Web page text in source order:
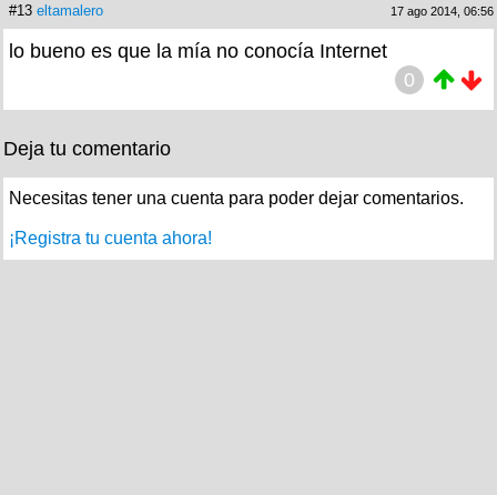
#13 eltamalero 17 ago 2014, 06:56
lo bueno es que la mía no conocía Internet
0
Deja tu comentario
Necesitas tener una cuenta para poder dejar comentarios.
¡Registra tu cuenta ahora!